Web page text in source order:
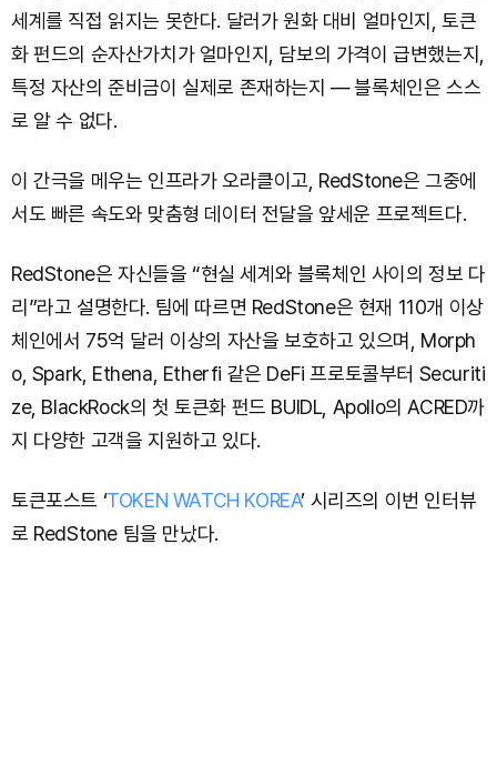
세계를 직접 읽지는 못한다. 달러가 원화 대비 얼마인지, 토큰
화 펀드의 순자산가치가 얼마인지, 담보의 가격이 급변했는지,
특정 자산의 준비금이 실제로 존재하는지 — 블록체인은 스스
로 알 수 없다.
이 간극을 메우는 인프라가 오라클이고, RedStone은 그중에
서도 빠른 속도와 맞춤형 데이터 전달을 앞세운 프로젝트다.
RedStone은 자신들을 “현실 세계와 블록체인 사이의 정보 다
리”라고 설명한다. 팀에 따르면 RedStone은 현재 110개 이상
체인에서 75억 달러 이상의 자산을 보호하고 있으며, Morph
o, Spark, Ethena, Etherfi 같은 DeFi 프로토콜부터 Securiti
ze, BlackRock의 첫 토큰화 펀드 BUIDL, Apollo의 ACRED까
지 다양한 고객을 지원하고 있다.
토큰포스트 ‘TOKEN WATCH KOREA’ 시리즈의 이번 인터뷰
로 RedStone 팀을 만났다.